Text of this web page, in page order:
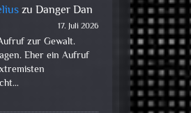
zuDanger Dan
17. Juli 2026
zur Gewalt.
Eher ein Aufruf